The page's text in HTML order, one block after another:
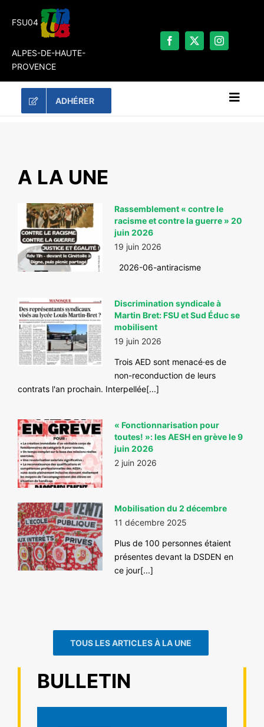
FSU04
ALPES-DE-HAUTE-
PROVENCE
ADHÉRER
LA FSU 04
DOSSIERS
PUBLICATIONS
CONTACT
#VOS ÉLUES
#FORMATION
#COMMUNIQUÉS
#ÉLECTIONS
#DÉBATS
#PRESSE
#ARCHIVES
A LA UNE
Rassemblement « contre le
racisme et contre la guerre » 20
juin 2026
19 juin 2026
2026-06-antiracisme
Discrimination syndicale à
Martin Bret: FSU et Sud Éduc se
mobilisent
19 juin 2026
Trois AED sont menacé·es de
non-reconduction de leurs
contrats l'an prochain. Interpellée[...]
« Fonctionnarisation pour
toutes! »: les AESH en grève le 9
juin 2026
2 juin 2026
Mobilisation du 2 décembre
11 décembre 2025
Plus de 100 personnes étaient
présentes devant la DSDEN en
ce jour[...]
TOUS LES ARTICLES À LA UNE
BULLETIN